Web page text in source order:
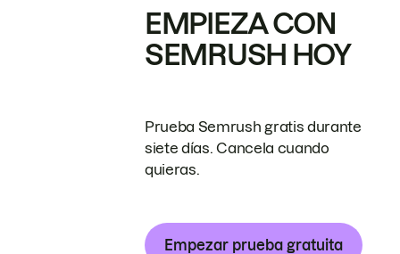
EMPIEZA CON
SEMRUSH HOY
Prueba Semrush gratis durante
siete días. Cancela cuando
quieras.
Empezar prueba gratuita